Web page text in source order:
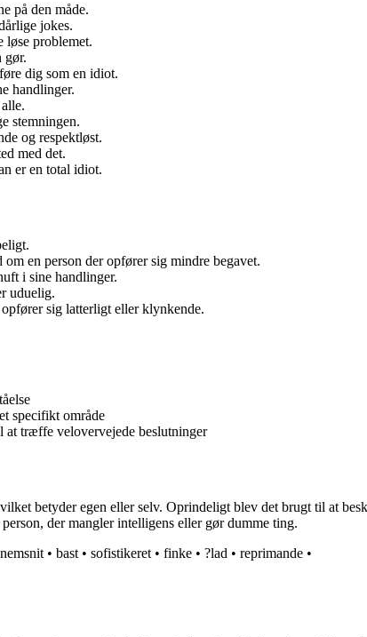
på den måde.
jokes.
løse problemet.
gør.
dig som en idiot.
handlinger.
stemningen.
og respektløst.
med det.
er en total idiot.
en person der opfører sig mindre begavet.
i sine handlinger.
uduelig.
sig latterligt eller klynkende.
specifikt område
træffe velovervejede beslutninger
betyder egen eller selv. Oprindeligt blev det brugt til at
der mangler intelligens eller gør dumme ting.
• bast • sofistikeret • finke • ?lad • reprimande •